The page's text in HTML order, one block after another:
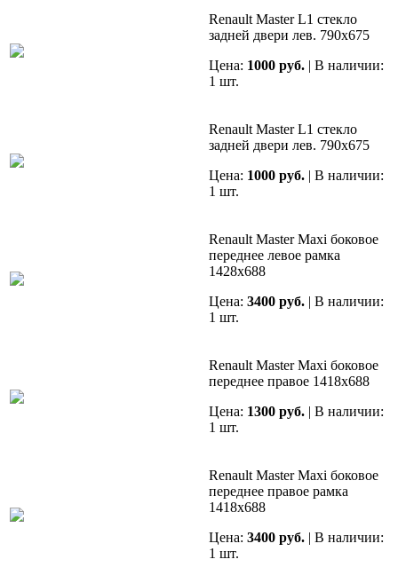
Renault Master L1 стекло
задней двери лев. 790х675
Цена: 1000 руб. | В наличии:
1 шт.
Renault Master L1 стекло
задней двери лев. 790х675
Цена: 1000 руб. | В наличии:
1 шт.
Renault Master Maxi боковое
переднее левое рамка
1428х688
Цена: 3400 руб. | В наличии:
1 шт.
Renault Master Maxi боковое
переднее правое 1418х688
Цена: 1300 руб. | В наличии:
1 шт.
Renault Master Maxi боковое
переднее правое рамка
1418х688
Цена: 3400 руб. | В наличии:
1 шт.